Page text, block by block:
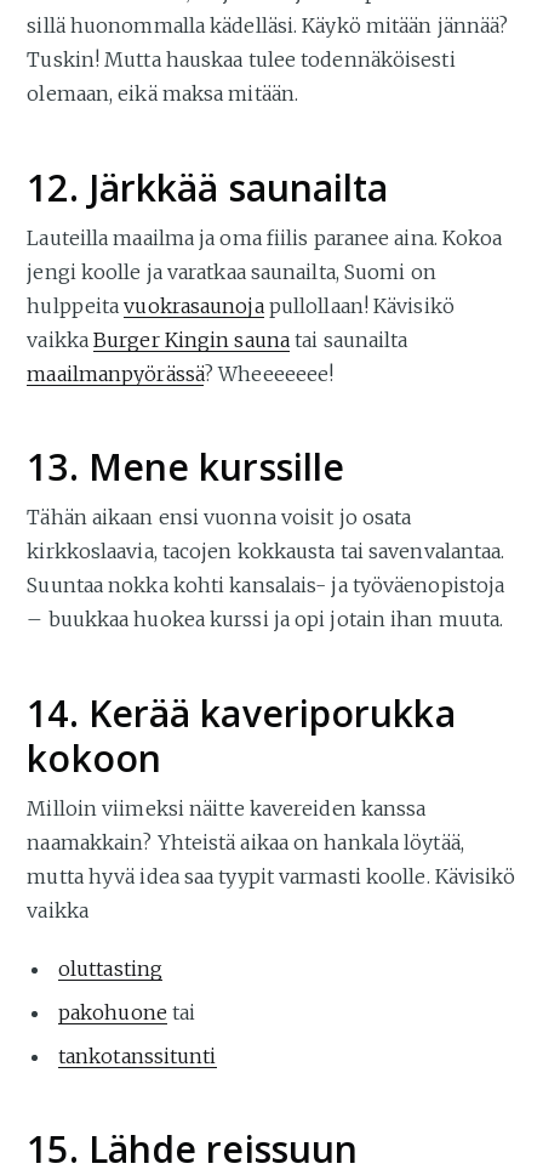
sillä huonommalla kädelläsi. Käykö mitään jännää?
Tuskin! Mutta hauskaa tulee todennäköisesti
olemaan, eikä maksa mitään.
12. Järkkää saunailta
Lauteilla maailma ja oma fiilis paranee aina. Kokoa
jengi koolle ja varatkaa saunailta, Suomi on
hulppeitavuokrasaunojapullollaan! Kävisikö
vaikkaBurger Kingin sauna tai saunailta
maailmanpyörässä? Wheeeeeee!
13. Mene kurssille
Tähän aikaan ensi vuonna voisit jo osata
kirkkoslaavia, tacojen kokkausta tai savenvalantaa.
Suuntaa nokka kohti kansalais- ja työväenopistoja
– buukkaa huokea kurssi ja opi jotain ihan muuta.
14. Kerää kaveriporukka
kokoon
Milloin viimeksi näitte kavereiden kanssa
naamakkain? Yhteistä aikaa on hankala löytää,
mutta hyvä idea saa tyypit varmasti koolle. Kävisikö
vaikka
oluttasting
pakohuone tai
tankotanssitunti
15. Lähde reissuun